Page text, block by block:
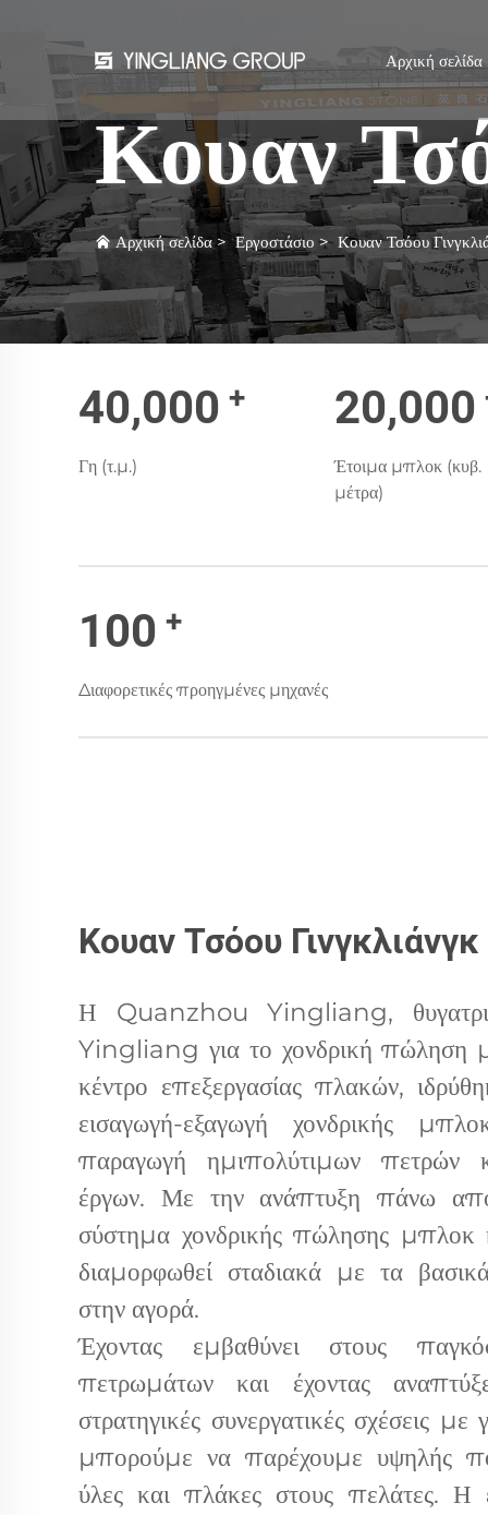
Αρχική σελίδα
Κουαν
Αρχική σελίδα>Εργοστάσιο > Κουαν Τσόου
40,000 +
Γη (τ.μ.)
20,000
Έτοιμα μπλοκ (κυβ.
μέτρα)
100 +
Διαφορετικές προηγμένες μηχανές
Κουαν Τσόου Γινγκλιάνγκ
Η Quanzhou Yingliang,
Yingliang για το χονδρική πώληση
κέντρο επεξεργασίας πλακών,
εισαγωγή-εξαγωγή χονδρικής
παραγωγή ημιπολύτιμων πετρών
έργων. Με την ανάπτυξη πάνω
σύστημα χονδρικής πώλησης μπλοκ
διαμορφωθεί σταδιακά με τα
στην αγορά.
Έχοντας εμβαθύνει στους
πετρωμάτων και έχοντας
στρατηγικές συνεργατικές σχέσεις
μπορούμε να παρέχουμε υψηλής
ύλες και πλάκες στους πελάτες. Η